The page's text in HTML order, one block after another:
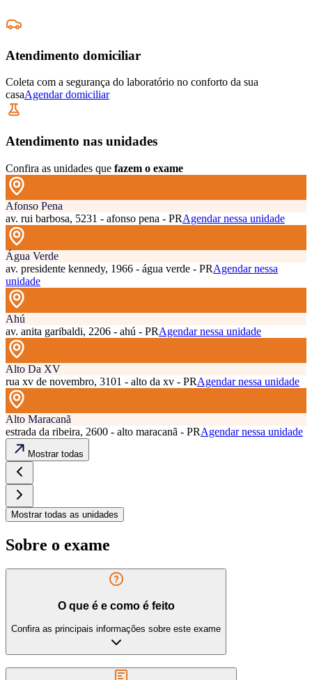
Atendimento domiciliar
Coleta com a segurança do laboratório no conforto da sua
casaAgendar domiciliar
Atendimento nas unidades
Confira as unidades que fazem o exame
Afonso Pena
av. rui barbosa, 5231 - afonso pena - PRAgendar nessa unidade
Água Verde
av. presidente kennedy, 1966 - água verde - PRAgendar nessa
unidade
Ahú
av. anita garibaldi, 2206 - ahú - PRAgendar nessa unidade
Alto Da XV
rua xv de novembro, 3101 - alto da xv - PRAgendar nessa unidade
Alto Maracanã
estrada da ribeira, 2600 - alto maracanã - PRAgendar nessa unidade
Mostrar todas
Mostrar todas as unidades
Sobre o exame
O que é e como é feito
Confira as principais informações sobre este exame